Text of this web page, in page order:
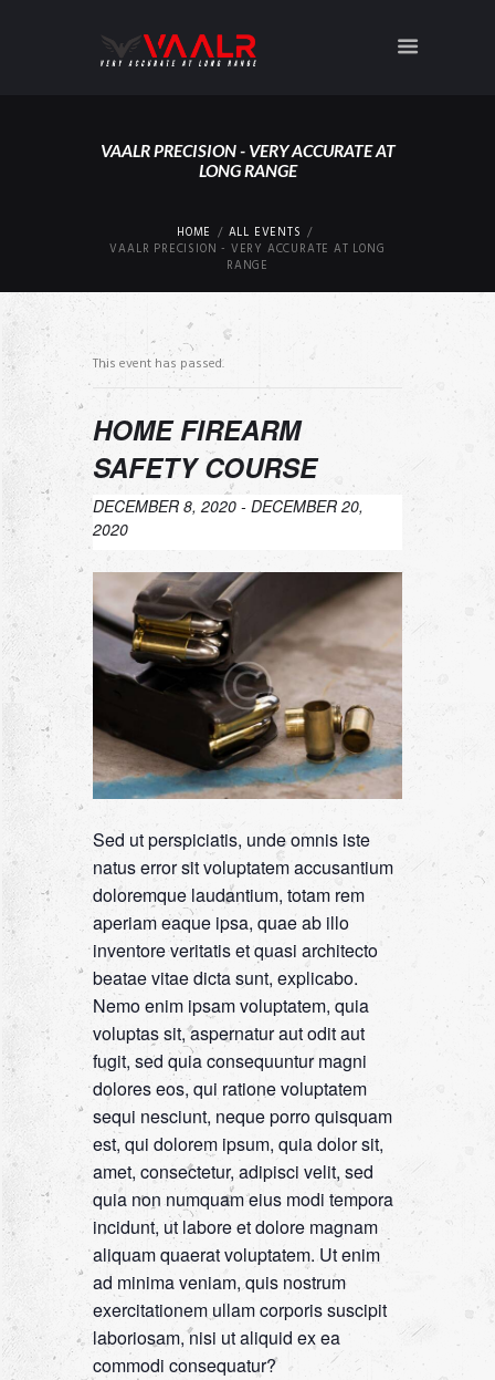
VAALR PRECISION - VERY ACCURATE AT
LONG RANGE
HOME
ALL EVENTS
VAALR PRECISION - VERY ACCURATE AT LONG
RANGE
This event has passed.
HOME FIREARM
SAFETY COURSE
DECEMBER 8, 2020 - DECEMBER 20,
2020
Sed ut perspiciatis, unde omnis iste
natus error sit voluptatem accusantium
doloremque laudantium, totam rem
aperiam eaque ipsa, quae ab illo
inventore veritatis et quasi architecto
beatae vitae dicta sunt, explicabo.
Nemo enim ipsam voluptatem, quia
voluptas sit, aspernatur aut odit aut
fugit, sed quia consequuntur magni
dolores eos, qui ratione voluptatem
sequi nesciunt, neque porro quisquam
est, qui dolorem ipsum, quia dolor sit,
amet, consectetur, adipisci velit, sed
quia non numquam eius modi tempora
incidunt, ut labore et dolore magnam
aliquam quaerat voluptatem. Ut enim
ad minima veniam, quis nostrum
exercitationem ullam corporis suscipit
laboriosam, nisi ut aliquid ex ea
commodi consequatur?